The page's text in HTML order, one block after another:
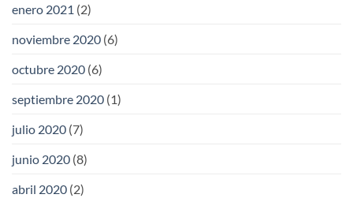
enero 2021 (2)
noviembre 2020 (6)
octubre 2020 (6)
septiembre 2020 (1)
julio 2020 (7)
junio 2020 (8)
abril 2020 (2)